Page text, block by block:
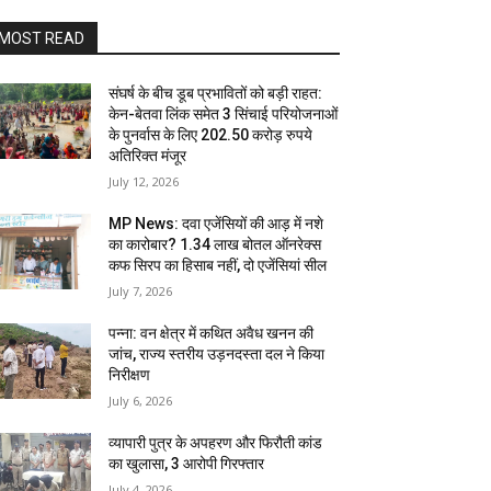
READ
संघर्ष के बीच डूब प्रभावितों को बड़ी राहत:
केन-बेतवा लिंक समेत 3 सिंचाई परियोजनाओं
के पुनर्वास के लिए 202.50 करोड़ रुपये
अतिरिक्त मंजूर
July 12, 2026
MP News: दवा एजेंसियों की आड़ में नशे
का कारोबार? 1.34 लाख बोतल ऑनरेक्स
कफ सिरप का हिसाब नहीं, दो एजेंसियां सील
July 7, 2026
पन्ना: वन क्षेत्र में कथित अवैध खनन की
जांच, राज्य स्तरीय उड़नदस्ता दल ने किया
निरीक्षण
July 6, 2026
व्यापारी पुत्र के अपहरण और फिरौती कांड
का खुलासा, 3 आरोपी गिरफ्तार